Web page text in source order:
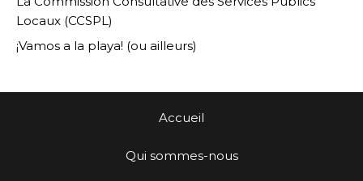
Locaux (CCSPL)
¡Vamos a la playa! (ou ailleurs)
Accueil
Qui sommes-nous